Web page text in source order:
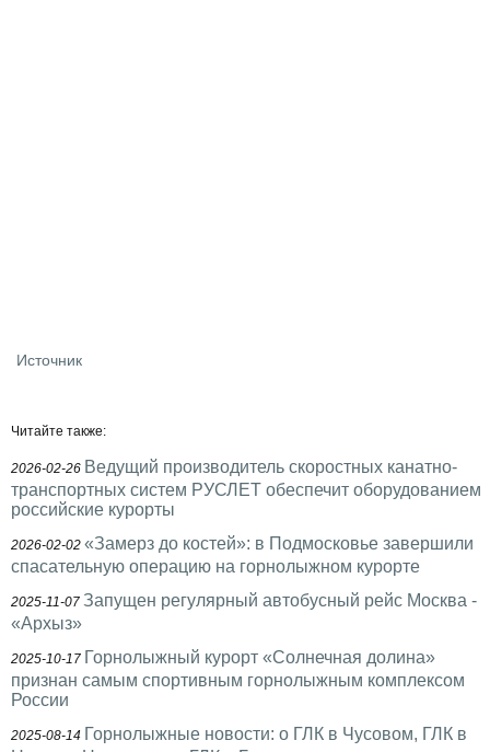
Источник
Читайте также:
2026-02-26 Ведущий производитель скоростных канатно-
транспортных систем РУСЛЕТ обеспечит оборудованием
российские курорты
2026-02-02 «Замерз до костей»: в Подмосковье завершили
спасательную операцию на горнолыжном курорте
2025-11-07 Запущен регулярный автобусный рейс Москва -
«Архыз»
2025-10-17 Горнолыжный курорт «Солнечная долина»
признан самым спортивным горнолыжным комплексом
России
2025-08-14 Горнолыжные новости: о ГЛК в Чусовом, ГЛК в